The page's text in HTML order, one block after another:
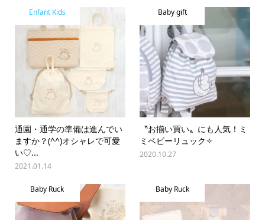
Enfant Kids
通園・通学の準備は進んでい
ますか？(^^)オシャレで可愛
い♡...
2021.01.14
Baby gift
〝お揃い買い〟にも人気！ミ
ミベビーリュック✧
2020.10.27
Baby Ruck Baby Ruck